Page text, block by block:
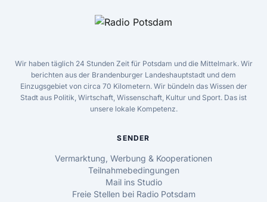
Wir haben täglich 24 Stunden Zeit für Potsdam und die Mittelmark. Wir
berichten aus der Brandenburger Landeshauptstadt und dem
Einzugsgebiet von circa 70 Kilometern. Wir bündeln das Wissen der
Stadt aus Politik, Wirtschaft, Wissenschaft, Kultur und Sport. Das ist
unsere lokale Kompetenz.
SENDER
Vermarktung, Werbung & Kooperationen
Teilnahmebedingungen
Mail ins Studio
Freie Stellen bei Radio Potsdam